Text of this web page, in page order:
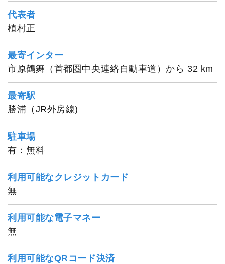
代表者
植村正
最寄インター
市原鶴舞（首都圏中央連絡自動車道）から 32 km
最寄駅
勝浦（JR外房線)
駐車場
有：無料
利用可能なクレジットカード
無
利用可能な電子マネー
無
利用可能なQRコード決済